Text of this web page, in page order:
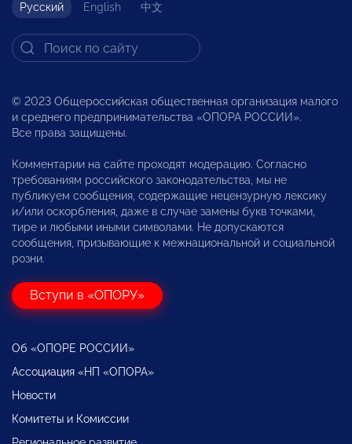
Русский English 中文
© 2023 Общероссийская общественная организация малого
и среднего предпринимательства «ОПОРА РОССИИ».
Все права защищены.
Комментарии на сайте проходят модерацию. Согласно
требованиям российского законодательства, мы не
публикуем сообщения, содержащие нецензурную лексику
и/или оскорбления, даже в случае замены букв точками,
тире и любыми иными символами. Не допускаются
сообщения, призывающие к межнациональной и социальной
розни.
Вступи в «ОПОРУ»
Об «ОПОРЕ РОССИИ»
Ассоциация «НП «ОПОРА»
Новости
Комитеты и Комиссии